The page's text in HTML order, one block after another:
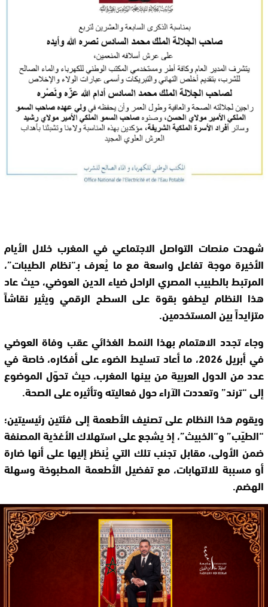
شهدت منصات التواصل الاجتماعي في المغرب خلال الأيام
الأخيرة موجة تفاعل واسعة مع ما يُعرف بـ“نظام الطيبات”،
المرتبط بالطبيب المصري الراحل ضياء الدين العوضي، حيث عاد
هذا النظام ليطفو بقوة على السطح الرقمي ويثير نقاشاً
متزايداً بين المستخدمين.
وجاء تجدد الاهتمام بهذا النمط الغذائي عقب وفاة العوضي
في أبريل 2026، ما أعاد تسليط الضوء على أفكاره، خاصة في
عدد من الدول العربية من بينها المغرب، حيث تحوّل الموضوع
إلى “ترند” وتعددت الآراء حول فعاليته وتأثيره على الصحة.
ويقوم هذا النظام على تصنيف الأطعمة إلى فئتين رئيسيتين؛
“الطيّب” و“الخبيث”، إذ يشجع على استهلاك الأغذية المصنفة
ضمن الأولى، مقابل تجنب تلك التي يُنظر إليها على أنها ضارة
أو مسببة للالتهابات، مع تفضيل الأطعمة المطبوخة وسهلة
الهضم.